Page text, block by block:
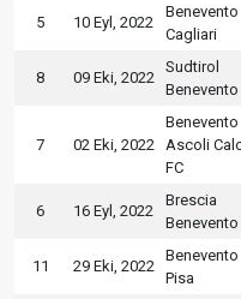
5 10 Eyl, 2022
Benevento
Cagliari
8 09 Eki, 2022
Sudtirol
Benevento
7 02 Eki, 2022
Benevento
Ascoli
FC
6 16 Eyl, 2022
Brescia
Benevento
11 29 Eki, 2022
Benevento
Pisa